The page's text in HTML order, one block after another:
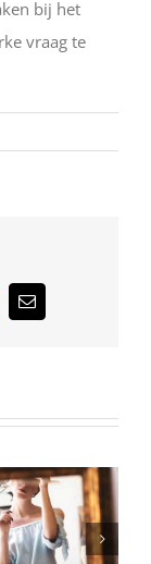
bij het
vraag te
E-
mail
Vicieuze cyclus